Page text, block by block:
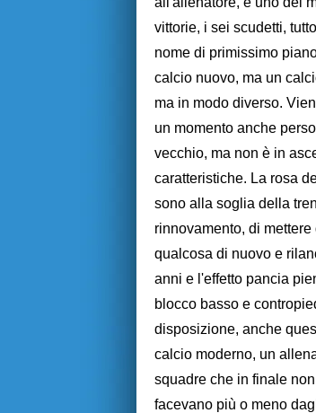
vittorie, i sei scudetti,
nome di primissimo
calcio nuovo, ma un
ma in modo diverso.
un momento anche
vecchio, ma non è in
caratteristiche. La rosa
sono alla soglia della
rinnovamento, di
qualcosa di nuovo e
anni e l'effetto pancia
blocco basso e
disposizione, anche
calcio moderno, un
squadre che in finale
facevano più o meno